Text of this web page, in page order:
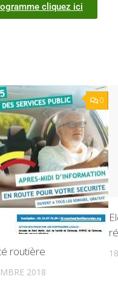
cliquez ici
0
routière
2018